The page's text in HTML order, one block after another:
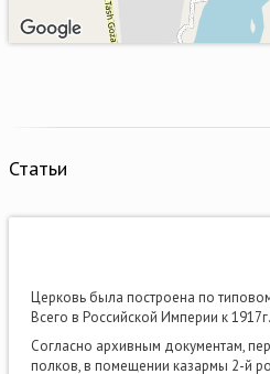
Статьи
Церковь была построена по
Всего в Российской Империи к
Согласно архивным документам,
полков, в помещении казармы 2-й